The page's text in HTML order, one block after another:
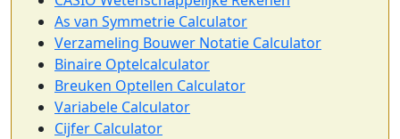
As van Symmetrie Calculator
Verzameling Bouwer Notatie Calculator
Binaire Optelcalculator
Breuken Optellen Calculator
Variabele Calculator
Cijfer Calculator